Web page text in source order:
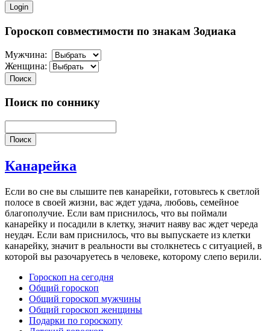
Гороскоп совместимости по знакам Зодиака
Мужчина:
Женщина:
Поиск
Поиск по соннику
Поиск
Канарейка
Если во сне вы слышите пев канарейки, готовьтесь к светлой
полосе в своей жизни, вас ждет удача, любовь, семейное
благополучие. Если вам приснилось, что вы поймали
канарейку и посадили в клетку, значит наяву вас ждет череда
неудач. Если вам приснилось, что вы выпускаете из клетки
канарейку, значит в реальности вы столкнетесь с ситуацией, в
которой вы разочаруетесь в человеке, которому слепо верили.
Гороскоп на сегодня
Общий гороскоп
Общий гороскоп мужчины
Общий гороскоп женщины
Подарки по гороскопу